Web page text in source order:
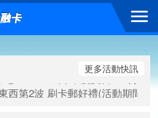
心 2026巨城年中慶夏日BIG好刷(
心 好饗去大江檔期(活動期間：
心 2026巨城年中慶夏日BIG好刷(
西第2波 刷卡郵好禮(活動期間：
更多活動快訊